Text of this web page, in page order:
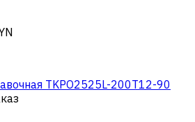
TKPO2525L-200T12-90